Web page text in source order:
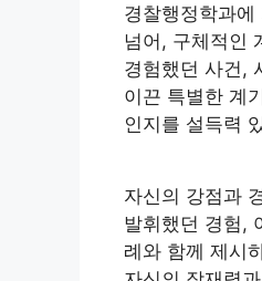
경찰행정학과
넘어, 구체적인
경험했던 사건,
이끈 특별한 계
인지를 설득력
자신의 강점과
발휘했던 경험,
례와 함께 제시